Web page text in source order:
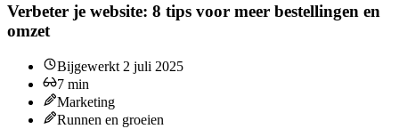
Verbeter je website: 8 tips voor meer bestellingen en
omzet
Bijgewerkt 2 juli 2025
7 min
Marketing
Runnen en groeien